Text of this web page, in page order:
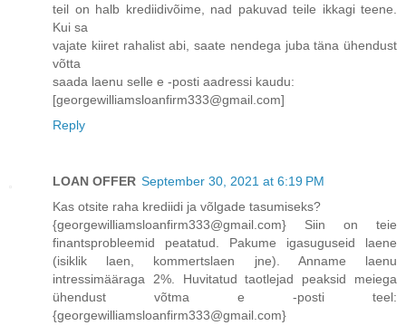
teil on halb krediidivõime, nad pakuvad teile ikkagi teene.
Kui sa
vajate kiiret rahalist abi, saate nendega juba täna ühendust
võtta
saada laenu selle e -posti aadressi kaudu:
[georgewilliamsloanfirm333@gmail.com]
Reply
LOAN OFFER September 30, 2021 at 6:19 PM
Kas otsite raha krediidi ja võlgade tasumiseks?
{georgewilliamsloanfirm333@gmail.com} Siin on teie
finantsprobleemid peatatud. Pakume igasuguseid laene
(isiklik laen, kommertslaen jne). Anname laenu
intressimääraga 2%. Huvitatud taotlejad peaksid meiega
ühendust võtma e -posti teel:
{georgewilliamsloanfirm333@gmail.com}